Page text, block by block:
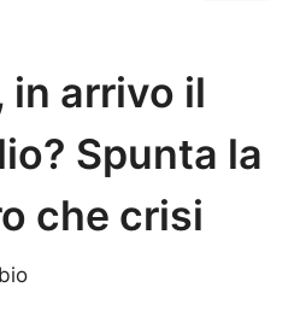
in arrivo il
Spunta la
che crisi